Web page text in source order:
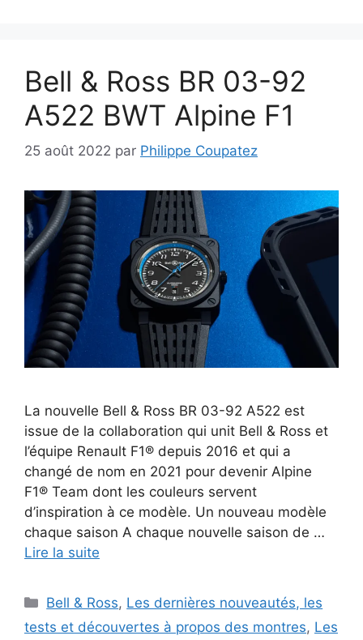
Bell & Ross BR 03-92
A522 BWT Alpine F1
25 août 2022 par Philippe Coupatez
La nouvelle Bell & Ross BR 03-92 A522 est
issue de la collaboration qui unit Bell & Ross et
l’équipe Renault F1® depuis 2016 et qui a
changé de nom en 2021 pour devenir Alpine
F1® Team dont les couleurs servent
d’inspiration à ce modèle. Un nouveau modèle
chaque saison A chaque nouvelle saison de …
Lire la suite
Catégories
Bell & Ross, Les dernières nouveautés, les
tests et découvertes à propos des montres, Les